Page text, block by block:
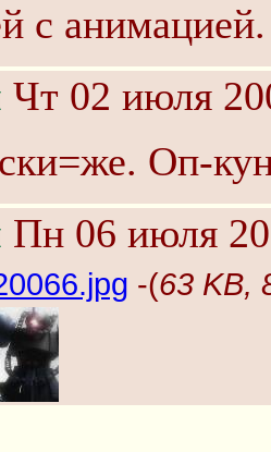
с
Чт 02 июля
Оп-
Пн 06 июля
-(63 KB,